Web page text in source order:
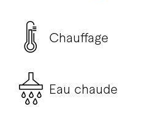
Chauffage
Eau chaude